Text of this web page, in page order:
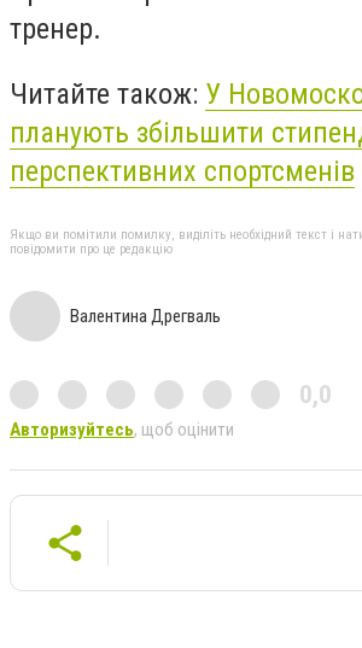
тренер.
Читайте також: У
планують збільшити
перспективних спортсменів
Якщо ви помітили помилку, виділіть необхідний текст і
повідомити про це редакцію
Валентина Дрегваль
0,0
Авторизуйтесь, щоб оцінити